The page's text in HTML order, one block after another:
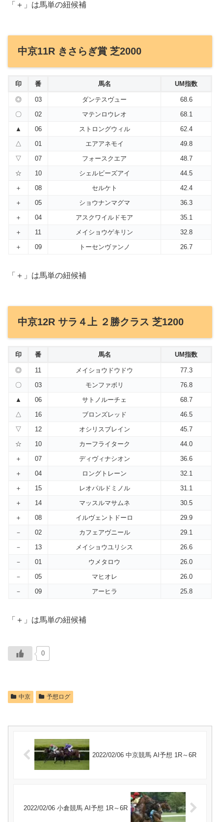
「＋」は馬単の紐候補
中京11R きさらぎ賞 芝2000
印 番 馬名 UM指数
◎ 03 ダンテスヴュー
68.6
〇
02 マテンロウレオ
68.1
▲
06 ストロングウィル
62.4
△
01 エアアネモイ
49.8
▽
07 フォースクエア
48.7
☆
10 シェルビーズアイ
44.5
＋
08 セルケト
42.4
＋
05 ショウナンマグマ
36.3
＋
04 アスクワイルドモア
35.1
＋
11 メイショウゲキリン
32.8
＋
09 トーセンヴァンノ 26.7
「＋」は馬単の紐候補
中京12R サラ４上 ２勝クラス 芝1200
印 番 馬名 UM指数
◎ 11 メイショウドウドウ
77.3
〇
03 モンファボリ
76.8
▲
06 サトノルーチェ
68.7
△
16 ブロンズレッド
46.5
▽
12 オシリスブレイン
45.7
☆
10 カーフライターク
44.0
＋
07 ディヴィナシオン
36.6
＋
04 ロングトレーン
32.1
＋
15 レオパルドミノル
31.1
＋
14 マッスルマサムネ
30.5
＋
08 イルヴェントドーロ
29.9
－
02 カフェアヴニール
29.1
－
13 メイショウユリシス
26.6
－
01 ウメタロウ
26.0
－
05 マヒオレ
26.0
－
09 アーヒラ 25.8
「＋」は馬単の紐候補
0
中京 予想ログ
2022/02/06 中京競馬 AI予想 1R～6R
2022/02/06 小倉競馬 AI予想 1R～6R